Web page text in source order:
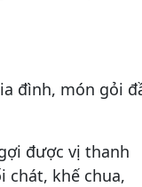
đình, món gỏi
được vị thanh
chát, khế chua,